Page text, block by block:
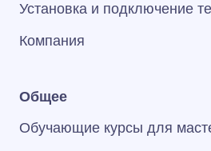
Установка и подключение
Компания
Общее
Обучающие курсы для